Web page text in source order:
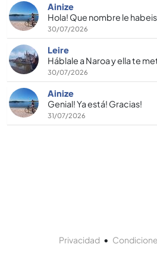
Ainize
Hola! Que nombre le
30/07/2026
Leire
Háblale a Naroa y ella te
30/07/2026
Ainize
Genial! Ya está! Gracias!
31/07/2026
Privacidad•